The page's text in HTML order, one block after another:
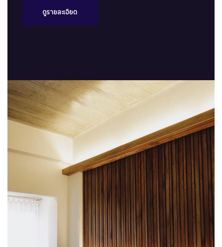
ดูรายละเอียด